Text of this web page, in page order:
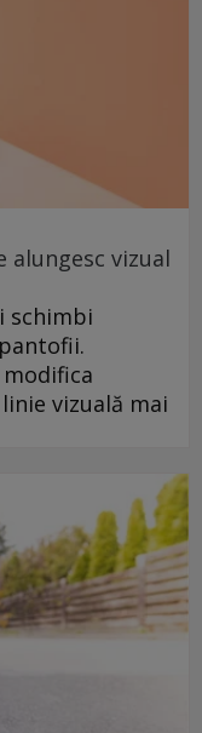
alungesc vizual
schimbi
vizuală mai